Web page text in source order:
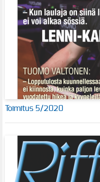
Toimitus 5/2020